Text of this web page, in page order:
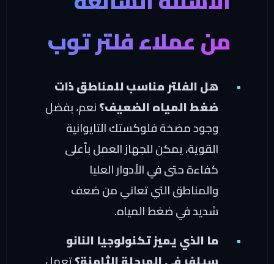
عملاء فلتر توب
هل الفلتر مناسب للمناطق ذات
ضغط المياه الضعيف؟نعم، بفضل
وجود مضخة فلوكستك التايوانية
القوية، يمكن للجهاز العمل بأعلى
كفاءة حتى في الأدوار العليا
والمناطق التي تعاني من ضعف
شديد في ضغط المياه.
ما الذي يميز تكنولوجيا النانو